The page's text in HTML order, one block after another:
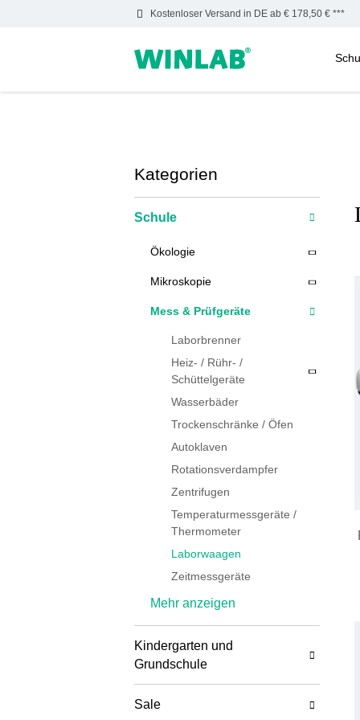
Kostenloser Versand in DE ab € 178,50 € ***
Kategorien
Schule
Ökologie
Mikroskopie
Mess & Prüfgeräte
Laborbrenner
Heiz- / Rühr- /
Schüttelgeräte
Wasserbäder
Trockenschränke / Öfen
Autoklaven
Rotationsverdampfer
Zentrifugen
Temperaturmessgeräte /
Thermometer
Laborwaagen
Zeitmessgeräte
Elektrochemische
Labornetzgeräte
Polarimeter & Refraktometer
Spektroskope
Mehr anzeigen
Kindergarten und
Grundschule
Sale